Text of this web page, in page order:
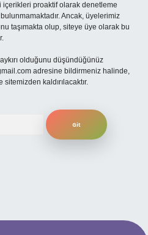
proaktif olarak denetleme
Ancak, üyelerimiz
taşımakta olup, siteye üye olarak bu
olduğunu düşündüğünüz
adresine bildirmeniz halinde,
kaldırılacaktır.